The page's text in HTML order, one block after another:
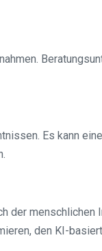
Es kann
der
den KI-